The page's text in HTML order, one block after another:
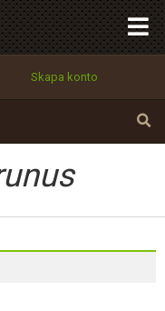
Skapa konto
Tillbaka till förstasidan